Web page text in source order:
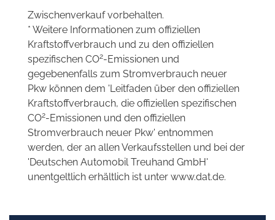
Zwischenverkauf vorbehalten.
* Weitere Informationen zum offiziellen
Kraftstoffverbrauch und zu den offiziellen
spezifischen CO2-Emissionen und
gegebenenfalls zum Stromverbrauch neuer
Pkw können dem 'Leitfaden über den offiziellen
Kraftstoffverbrauch, die offiziellen spezifischen
CO2-Emissionen und den offiziellen
Stromverbrauch neuer Pkw' entnommen
werden, der an allen Verkaufsstellen und bei der
'Deutschen Automobil Treuhand GmbH'
unentgeltlich erhältlich ist unter www.dat.de.